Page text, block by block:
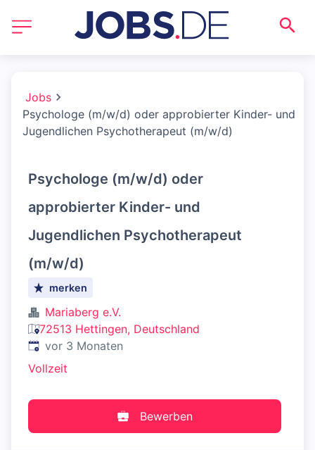
Jobs
Psychologe (m/w/d) oder approbierter Kinder- und
Jugendlichen Psychotherapeut (m/w/d)
Psychologe (m/w/d) oder
approbierter Kinder- und
Jugendlichen Psychotherapeut
(m/w/d)
merken
Mariaberg e.V.
72513 Hettingen, Deutschland
Veröffentlicht:
vor 3 Monaten
Vollzeit
Bewerben